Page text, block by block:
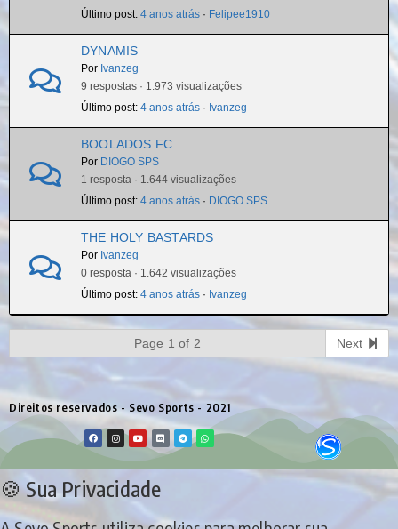
Último post: 4 anos atrás · Felipee1910
DYNAMIS
Por Ivanzeg
9 respostas · 1.973 visualizações
Último post: 4 anos atrás · Ivanzeg
BOOLADOS FC
Por DIOGO SPS
1 resposta · 1.644 visualizações
Último post: 4 anos atrás · DIOGO SPS
THE HOLY BASTARDS
Por Ivanzeg
0 resposta · 1.642 visualizações
Último post: 4 anos atrás · Ivanzeg
Page 1 of 2 Next
Direitos reservados - Sevo Sports - 2021
🍪 Sua Privacidade